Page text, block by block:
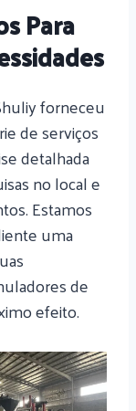
Para
forneceu
de serviços
detalhada
no local e
Estamos
uma
de
efeito.